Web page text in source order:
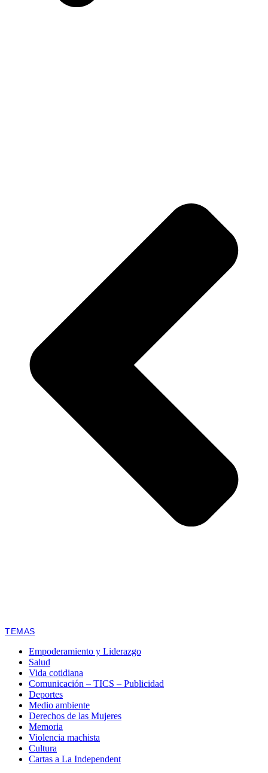
TEMAS
Empoderamiento y Liderazgo
Salud
Vida cotidiana
Comunicación – TICS – Publicidad
Deportes
Medio ambiente
Derechos de las Mujeres
Memoria
Violencia machista
Cultura
Cartas a La Independent